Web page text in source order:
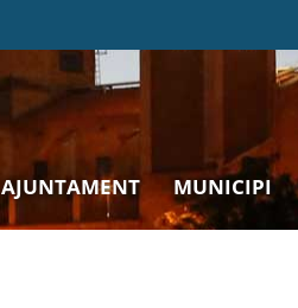
AJUNTAMENT MUNICIPI